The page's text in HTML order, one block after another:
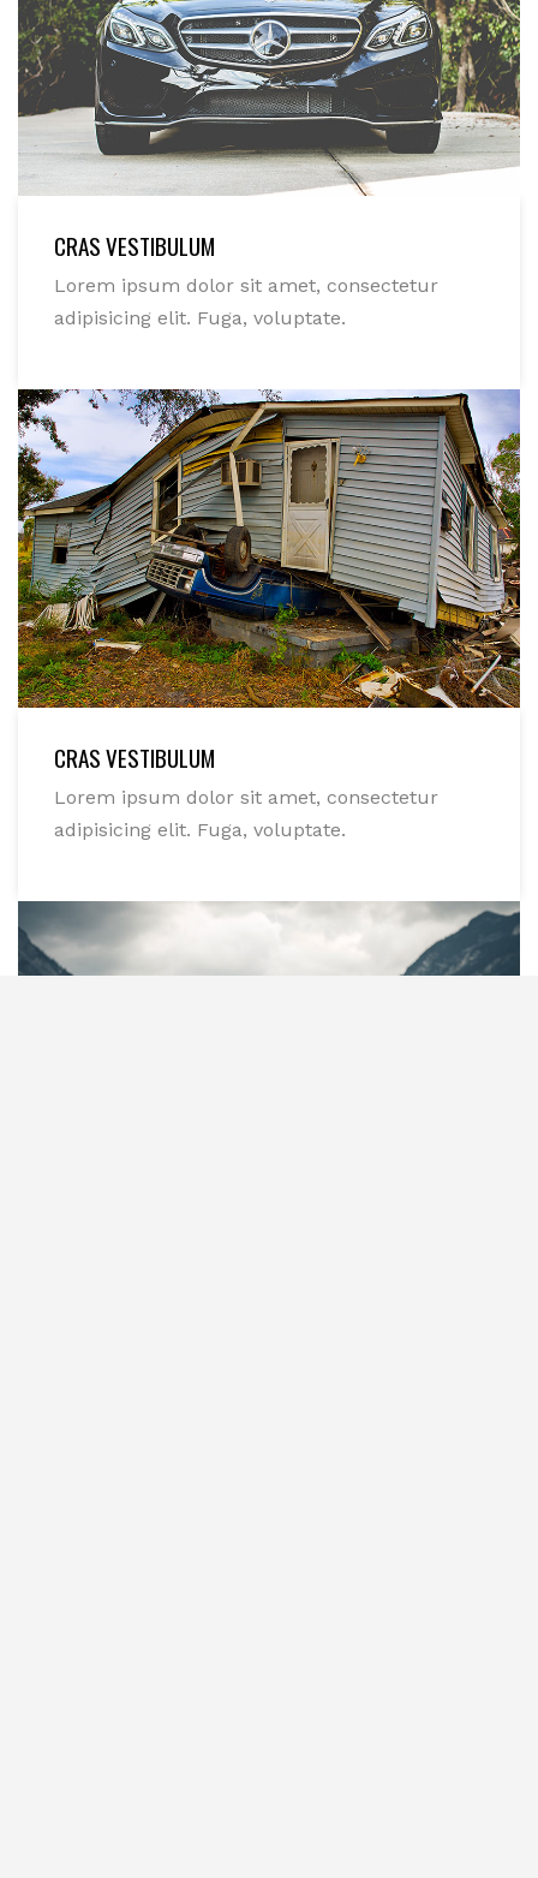
CRAS VESTIBULUM
Lorem ipsum dolor sit amet, consectetur
adipisicing elit. Fuga, voluptate.
CRAS VESTIBULUM
Lorem ipsum dolor sit amet, consectetur
adipisicing elit. Fuga, voluptate.